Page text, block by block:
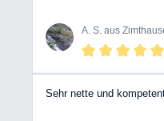
das alles innerhalb von
KANN ES WIRKLICH
ANS BW TEAM
A. S. aus
Sehr nette und